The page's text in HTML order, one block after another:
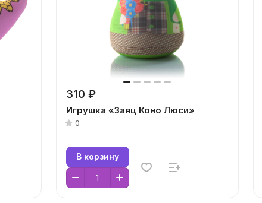
310 ₽
Игрушка «Заяц Коно Люси»
0
В корзину